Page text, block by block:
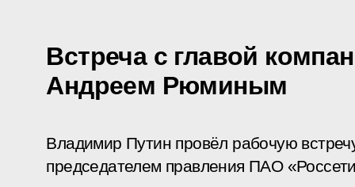
Встреча с главой
Андреем Рюминым
Владимир Путин провёл рабочую
председателем правления ПАО